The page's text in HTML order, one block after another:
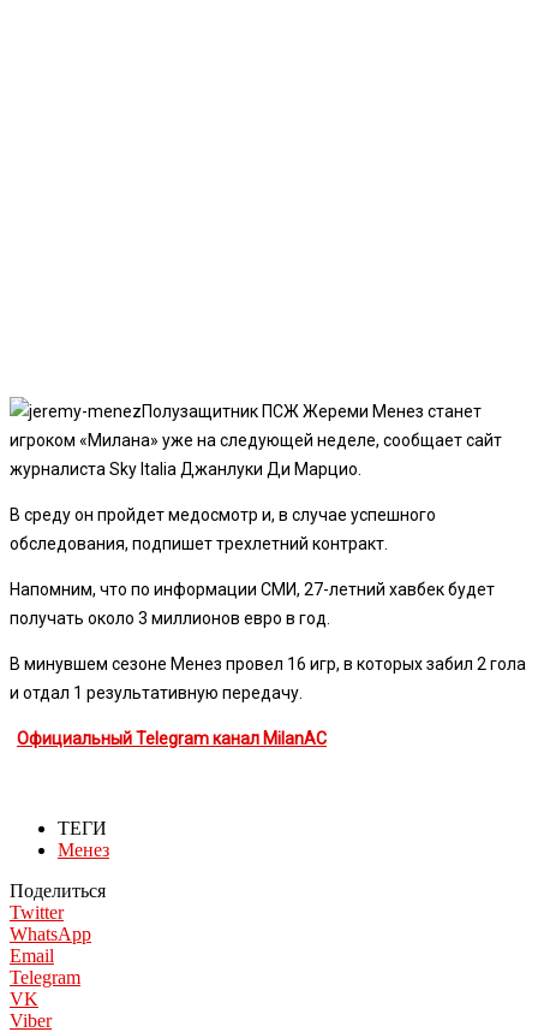
Полузащитник ПСЖ Жереми Менез станет
игроком «Милана» уже на следующей неделе, сообщает сайт
журналиста Sky Italia Джанлуки Ди Марцио.
В среду он пройдет медосмотр и, в случае успешного
обследования, подпишет трехлетний контракт.
Напомним, что по информации СМИ, 27-летний хавбек будет
получать около 3 миллионов евро в год.
В минувшем сезоне Менез провел 16 игр, в которых забил 2 гола
и отдал 1 результативную передачу.
Официальный Telegram канал MilanAC
ТЕГИ
Менез
Поделиться
Twitter
WhatsApp
Email
Telegram
VK
Viber